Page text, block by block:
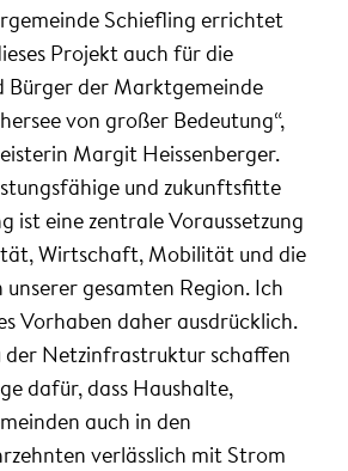
Schiefling errichtet
Projekt auch für die
Bürger der Marktgemeinde
von großer Bedeutung“,
Margit Heissenberger.
und zukunftsfitte
ist eine zentrale Voraussetzung
Wirtschaft, Mobilität und die
unserer gesamten Region. Ich
Vorhaben daher ausdrücklich.
der Netzinfrastruktur schaffen
dafür, dass Haushalte,
auch in den
verlässlich mit Strom